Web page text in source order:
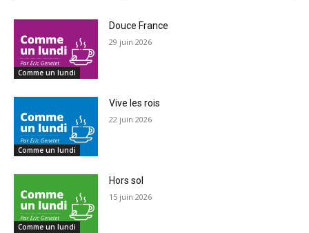
Comme un lundi
Douce France
29 juin 2026
Comme un lundi
Vive les rois
22 juin 2026
Comme un lundi
Hors sol
15 juin 2026